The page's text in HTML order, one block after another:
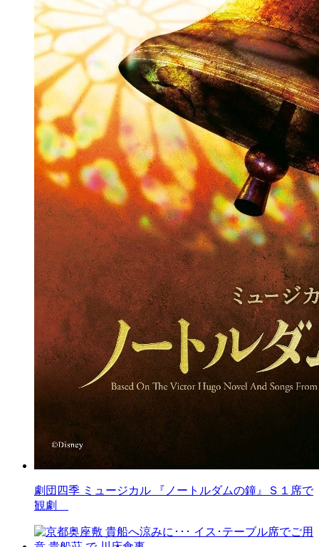
劇団四季 ミュージカル 『ノートルダムの鐘』Ｓ１席で
観劇